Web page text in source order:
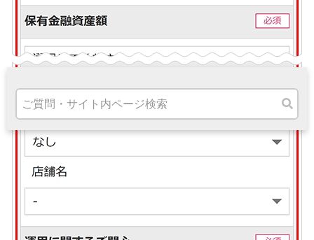
ATM
ATMサービス
ATM検索
お客さまサポート
タマルWeb
セミナー
安全にご利用いただくために
パンフレット
会社情報
法人のお客さま